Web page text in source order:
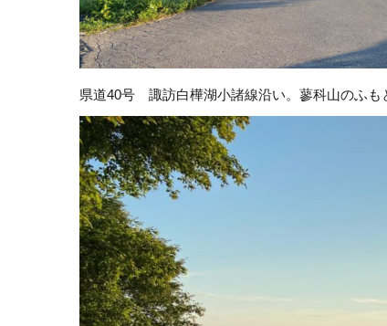
県道40号 諏訪白樺湖小諸線沿い。蓼科山のふも